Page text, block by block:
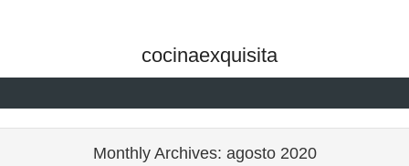
cocinaexquisita
Monthly Archives: agosto 2020